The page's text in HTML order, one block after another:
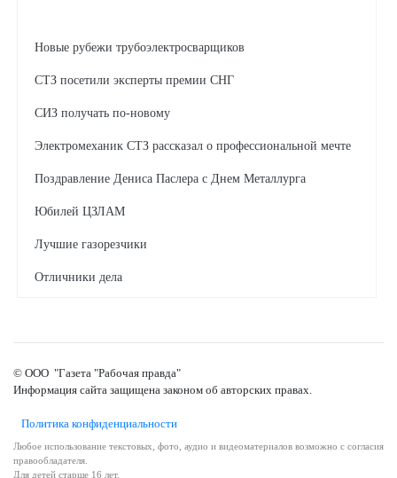
Новые рубежи трубоэлектросварщиков
СТЗ посетили эксперты премии СНГ
СИЗ получать по-новому
Электромеханик СТЗ рассказал о профессиональной мечте
Поздравление Дениса Паслера с Днем Металлурга
Юбилей ЦЗЛАМ
Лучшие газорезчики
Отличники дела
© ООО "Газета "Рабочая правда"
Информация сайта защищена законом об авторских правах.
Политика конфиденциальности
Любое использование текстовых, фото, аудио и видеоматериалов возможно с согласия
правообладателя.
Для детей старше 16 лет.